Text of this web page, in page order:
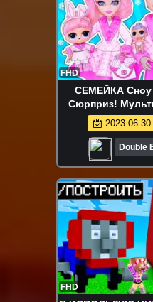
FHD
СЕМЕЙКА
Сюрприз!
Families Surprise
2023-06-
Double
FHD